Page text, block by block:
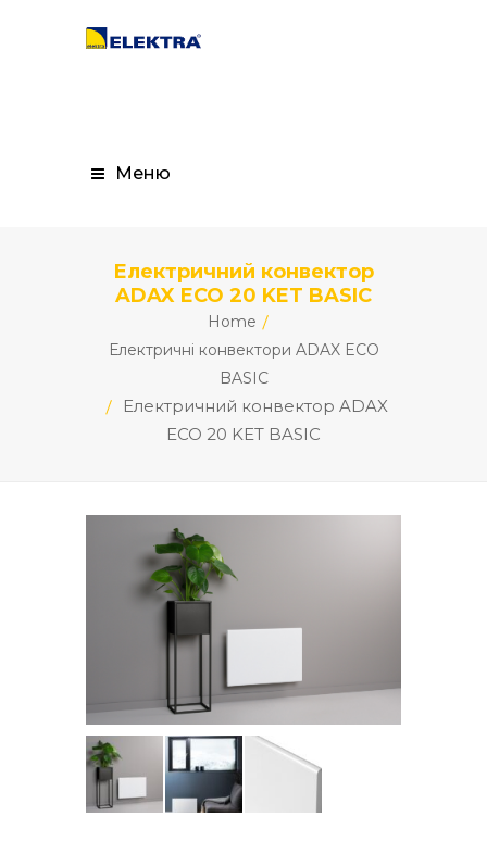
Меню
Електричний конвектор
ADAX ECO 20 KET BASIC
Home
Електричні конвектори ADAX ECO
BASIC
Електричний конвектор ADAX
ECO 20 KET BASIC